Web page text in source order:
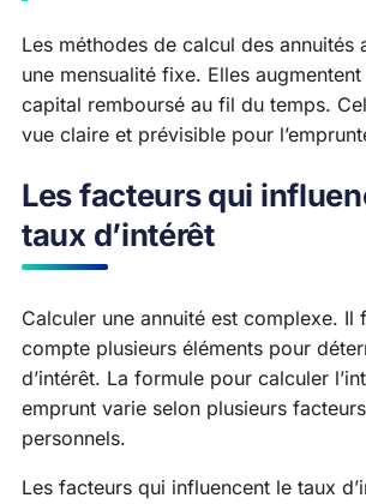
Les méthodes de calcul des annuités
une mensualité fixe. Elles
capital remboursé au fil du temps.
vue claire et prévisible pour
Les facteurs qui
taux d’intérêt
Calculer une annuité est complexe. Il
compte plusieurs éléments pour
d’intérêt. La formule pour calculer
emprunt varie selon plusieurs
personnels.
Les facteurs qui influencent le taux